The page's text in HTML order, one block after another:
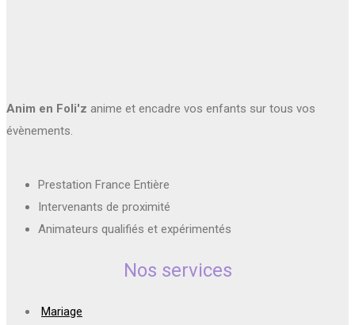
Anim en Foli'z anime et encadre vos enfants sur tous vos
évènements.
Prestation France Entière
Intervenants de proximité
Animateurs qualifiés et expérimentés
Nos services
Mariage